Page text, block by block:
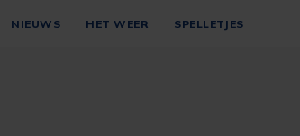
NIEUWS HET WEER SPELLETJES